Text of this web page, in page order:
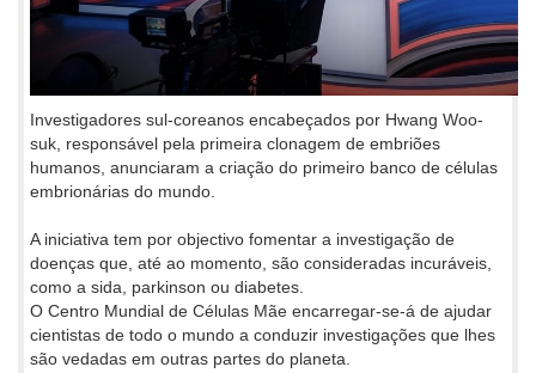
Investigadores sul-coreanos encabeçados por Hwang Woo-
suk, responsável pela primeira clonagem de embriões
humanos, anunciaram a criação do primeiro banco de células
embrionárias do mundo.
A iniciativa tem por objectivo fomentar a investigação de
doenças que, até ao momento, são consideradas incuráveis,
como a sida, parkinson ou diabetes.
O Centro Mundial de Células Mãe encarregar-se-á de ajudar
cientistas de todo o mundo a conduzir investigações que lhes
são vedadas em outras partes do planeta.